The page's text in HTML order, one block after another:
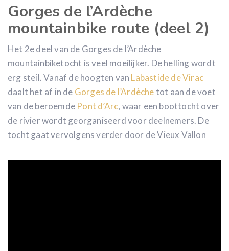
Gorges de l’Ardèche
mountainbike route (deel 2)
Het 2e deel van de Gorges de l’Ardèche
mountainbiketocht is veel moeilijker. De helling wordt
erg steil. Vanaf de hoogten van Labastide de Virac
daalt het af in de Gorges de l’Ardèchetot aan de voet
van de beroemde Pont d’Arc, waar een boottocht over
de rivier wordt georganiseerd voor deelnemers. De
tocht gaat vervolgens verder door de Vieux Vallon